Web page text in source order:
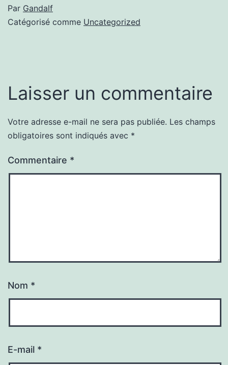
Par Gandalf
Catégorisé comme Uncategorized
Laisser un commentaire
Votre adresse e-mail ne sera pas publiée. Les champs
obligatoires sont indiqués avec *
Commentaire *
Nom *
E-mail *